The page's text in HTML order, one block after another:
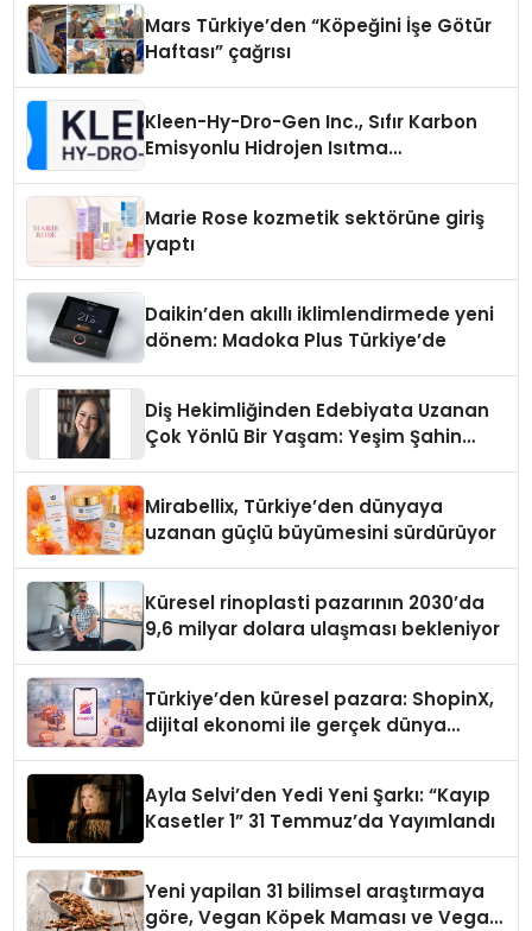
Mars Türkiye’den “Köpeğini İşe Götür
Haftası” çağrısı
Kleen-Hy-Dro-Gen Inc., Sıfır Karbon
Emisyonlu Hidrojen Isıtma
Marie Rose kozmetik sektörüne giriş
yaptı
Daikin’den akıllı iklimlendirmede yeni
dönem: Madoka Plus Türkiye’de
Diş Hekimliğinden Edebiyata Uzanan
Çok Yönlü Bir Yaşam: Yeşim Şahin
Mirabellix, Türkiye’den dünyaya
uzanan güçlü büyümesini sürdürüyor
Küresel rinoplasti pazarının 2030’da
9,6 milyar dolara ulaşması bekleniyor
Türkiye’den küresel pazara: ShopinX,
dijital ekonomi ile gerçek dünya
Ayla Selvi’den Yedi Yeni Şarkı: “Kayıp
Kasetler 1” 31 Temmuz’da Yayımlandı
Yeni yapilan 31 bilimsel araştırmaya
göre, Vegan Köpek Maması ve Vegan